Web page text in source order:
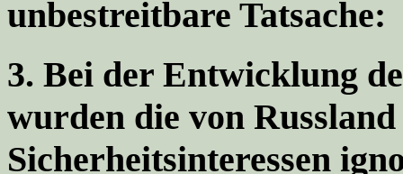
unbestreitbare Tatsache:
3. Bei der Entwicklung
wurden die von
Sicherheitsinteressen